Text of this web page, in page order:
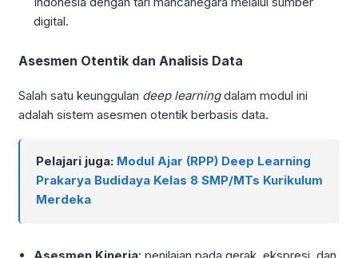
digital.
Asesmen Otentik dan Analisis Data
Salah satu keunggulan deep learningdalam modul ini
adalah sistem asesmen otentik berbasis data.
Pelajari juga: Modul Ajar (RPP) Deep Learning
Prakarya Budidaya Kelas 8 SMP/MTs Kurikulum
Merdeka